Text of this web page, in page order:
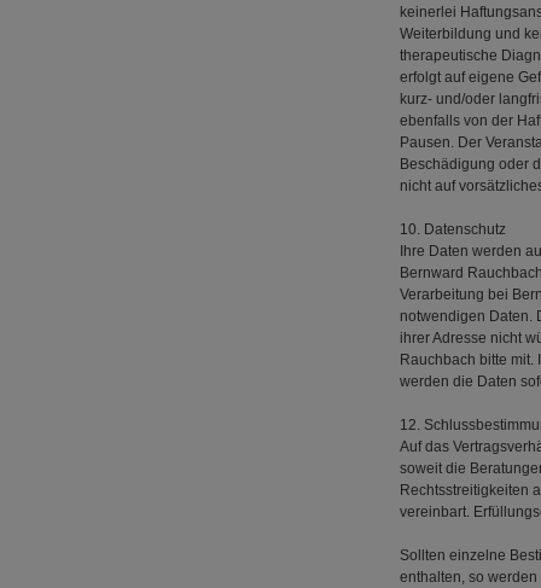
keinerlei
Weiterbildung und
therapeutische
erfolgt auf eigene
kurz- und/oder
ebenfalls von der
Pausen. Der
Beschädigung oder
nicht auf
10. Datenschutz
Ihre Daten werden
Bernward
Verarbeitung bei
notwendigen Daten.
ihrer Adresse nicht
Rauchbach bitte
werden die Daten
12.
Auf das
soweit die
Rechtsstreitigkeiten
vereinbart.
Sollten einzelne
enthalten, so